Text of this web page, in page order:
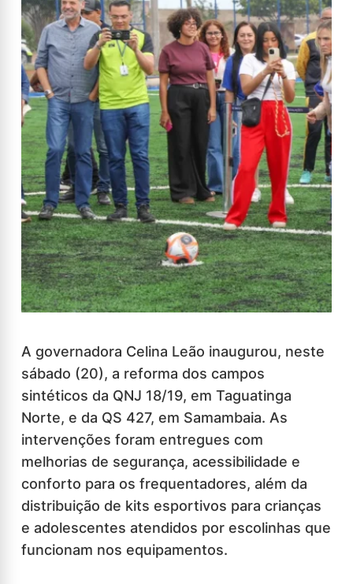
A governadora Celina Leão inaugurou, neste
sábado (20), a reforma dos campos
sintéticos da QNJ 18/19, em Taguatinga
Norte, e da QS 427, em Samambaia. As
intervenções foram entregues com
melhorias de segurança, acessibilidade e
conforto para os frequentadores, além da
distribuição de kits esportivos para crianças
e adolescentes atendidos por escolinhas que
funcionam nos equipamentos.